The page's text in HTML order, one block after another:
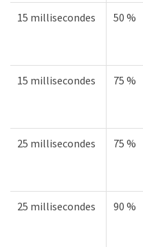
15 millisecondes 50 %
15 millisecondes 75 %
25 millisecondes 75 %
25 millisecondes 90 %